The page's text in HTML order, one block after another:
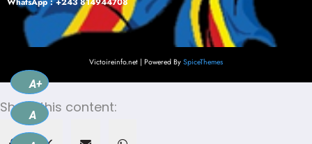
Victoireinfo.net | Powered By SpiceThemes
A+
A
Share this content: